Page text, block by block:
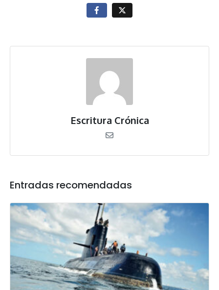
Escritura Crónica
Entradas recomendadas